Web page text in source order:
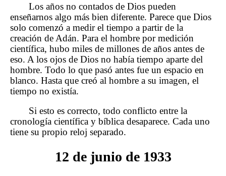
Los años no contados de Dios pueden
enseñarnos algo más bien diferente. Parece que Dios
solo comenzó a medir el tiempo a partir de la
creación de Adán. Para el hombre por medición
científica, hubo miles de millones de años antes de
eso. A los ojos de Dios no había tiempo aparte del
hombre. Todo lo que pasó antes fue un espacio en
blanco. Hasta que creó al hombre a su imagen, el
tiempo no existía.
Si esto es correcto, todo conflicto entre la
cronología científica y bíblica desaparece. Cada uno
tiene su propio reloj separado.
12 de junio de 1933